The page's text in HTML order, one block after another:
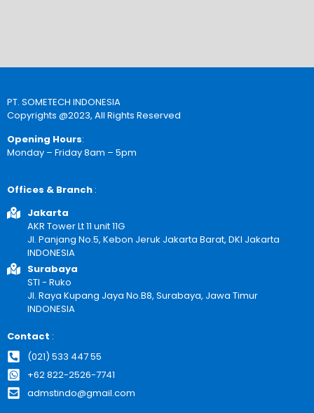
PT. SOMETECH INDONESIA
Copyrights @2023, All Rights Reserved
Opening Hours:
Monday – Friday 8am – 5pm
Offices & Branch :
Jakarta
AKR Tower Lt 11 unit 11G
Jl. Panjang No.5, Kebon Jeruk Jakarta Barat, DKI Jakarta
INDONESIA
Surabaya
STI - Ruko
Jl. Raya Kupang Jaya No.B8, Surabaya, Jawa Timur
INDONESIA
Contact :
(021) 533 447 55
+62 822-2526-7741
admstindo@gmail.com